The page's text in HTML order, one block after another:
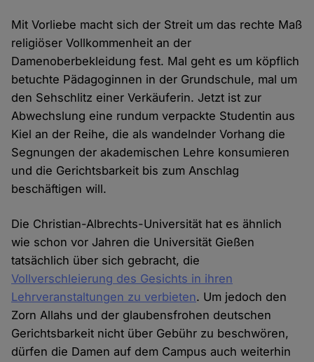
Mit Vorliebe macht sich der Streit um das rechte Maß
religiöser Vollkommenheit an der
Damenoberbekleidung fest. Mal geht es um köpflich
betuchte Pädagoginnen in der Grundschule, mal um
den Sehschlitz einer Verkäuferin. Jetzt ist zur
Abwechslung eine rundum verpackte Studentin aus
Kiel an der Reihe, die als wandelnder Vorhang die
Segnungen der akademischen Lehre konsumieren
und die Gerichtsbarkeit bis zum Anschlag
beschäftigen will.
Die Christian-Albrechts-Universität hat es ähnlich
wie schon vor Jahren die Universität Gießen
tatsächlich über sich gebracht, die
Vollverschleierung des Gesichts in ihren
Lehrveranstaltungen zu verbieten. Um jedoch den
Zorn Allahs und der glaubensfrohen deutschen
Gerichtsbarkeit nicht über Gebühr zu beschwören,
dürfen die Damen auf dem Campus auch weiterhin